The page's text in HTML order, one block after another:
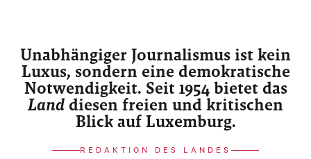
Unabhängiger Journalismus ist kein
Luxus, sondern eine demokratische
Notwendigkeit. Seit 1954 bietet das
Land diesen freien und kritischen
Blick auf Luxemburg.
REDAKTION DES LANDES